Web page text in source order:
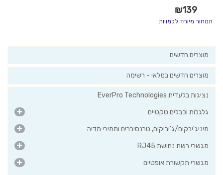
₪139
תמחור מיוחד לכמויות
מוצרים חדשים
מוצרים חדשים במלאי - רשימה
נציגות בלעדית EverPro Technologies
גלגלות וכבלים טקטיים
מיניג'יבקים/ג'יביקים, טרנסיברים וממירי מדיה
מגשרי רשת נחושת RJ45
מגשרי תקשורת אופטיים